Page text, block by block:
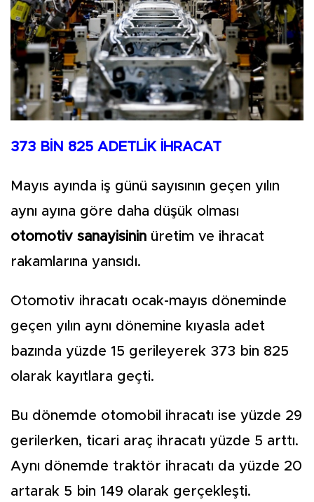
373 BİN 825 ADETLİK İHRACAT
Mayıs ayında iş günü sayısının geçen yılın
aynı ayına göre daha düşük olması
otomotiv sanayisinin üretim ve ihracat
rakamlarına yansıdı.
Otomotiv ihracatı ocak-mayıs döneminde
geçen yılın aynı dönemine kıyasla adet
bazında yüzde 15 gerileyerek 373 bin 825
olarak kayıtlara geçti.
Bu dönemde otomobil ihracatı ise yüzde 29
gerilerken, ticari araç ihracatı yüzde 5 arttı.
Aynı dönemde traktör ihracatı da yüzde 20
artarak 5 bin 149 olarak gerçekleşti.